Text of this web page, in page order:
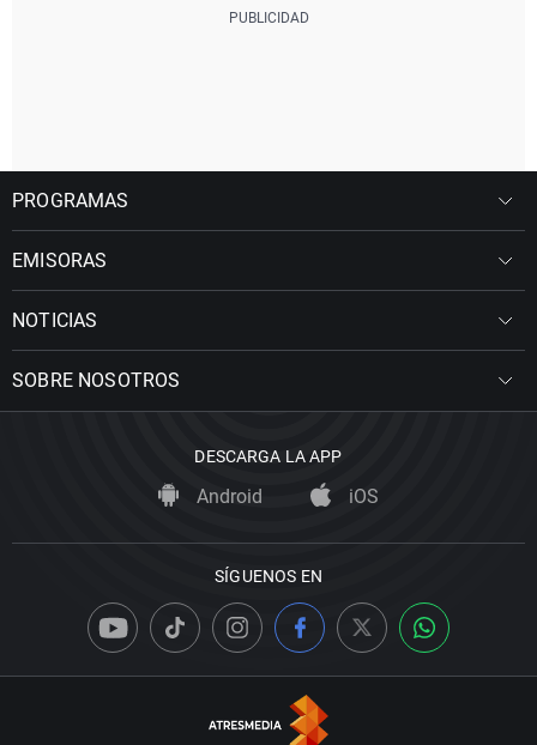
PROGRAMAS
EMISORAS
NOTICIAS
SOBRE NOSOTROS
DESCARGA LA APP
Android iOS
SÍGUENOS EN